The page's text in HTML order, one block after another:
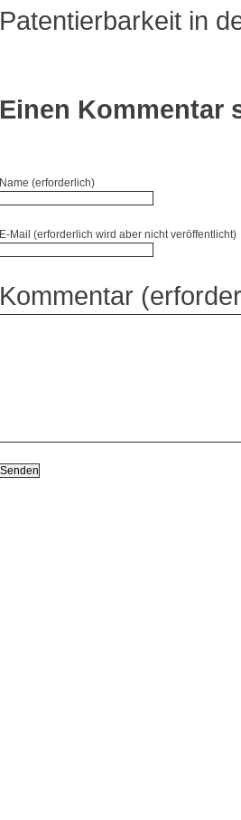
Patentierbarkeit in
Einen Kommentar
Name (erforderlich)
E-Mail (erforderlich wird aber nicht veröffentlicht)
Kommentar